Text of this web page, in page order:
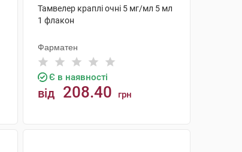
Тамвелер краплі очні 5 мг/мл 5 мл
1 флакон
Фарматен
Є в наявності
від 208.40 грн